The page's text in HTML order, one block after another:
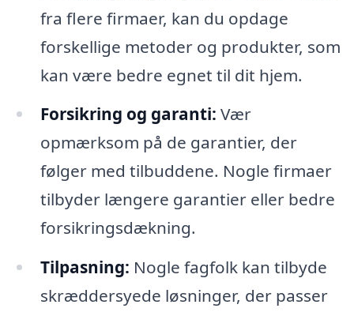
fra flere firmaer, kan du opdage
forskellige metoder og produkter, som
kan være bedre egnet til dit hjem.
Forsikring og garanti: Vær
opmærksom på de garantier, der
følger med tilbuddene. Nogle firmaer
tilbyder længere garantier eller bedre
forsikringsdækning.
Tilpasning: Nogle fagfolk kan tilbyde
skræddersyede løsninger, der passer